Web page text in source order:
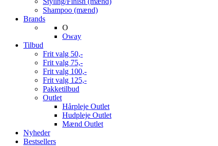
Shampoo (mænd)
Brands
O
Oway
Tilbud
Frit valg 50,-
Frit valg 75,-
Frit valg 100,-
Frit valg 125,-
Pakketilbud
Outlet
Hårpleje Outlet
Hudpleje Outlet
Mænd Outlet
Nyheder
Bestsellers